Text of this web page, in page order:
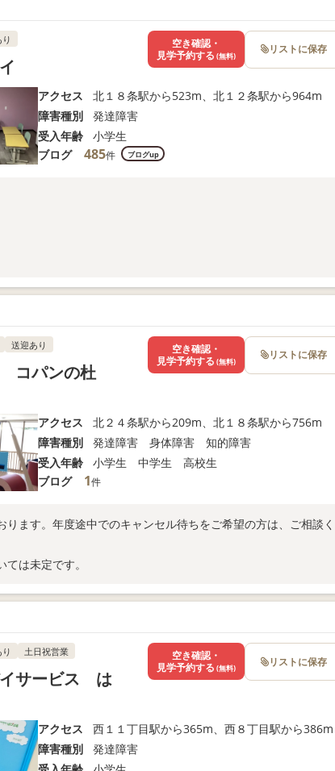
アクセス
北１８条駅から523m、北１２条駅から964m
障害種別
発達障害
受入年齢
小学生
ブログ
485件 ブログup
空き確認・
見学予約する (無料) リストに保存
送迎あり
コパンの杜
アクセス
北２４条駅から209m、北１８条駅から756m
障害種別
発達障害 身体障害 知的障害
受入年齢
小学生 中学生 高校生
ブログ
1件
ます。年度途中でのキャンセル待ちをご希望の方は、ご相談く
は未定です。
空き確認・
見学予約する (無料) リストに保存
土日祝営業
イサービス は
アクセス
西１１丁目駅から365m、西８丁目駅から386m
障害種別
発達障害
空き確認・
見学予約する (無料) リストに保存